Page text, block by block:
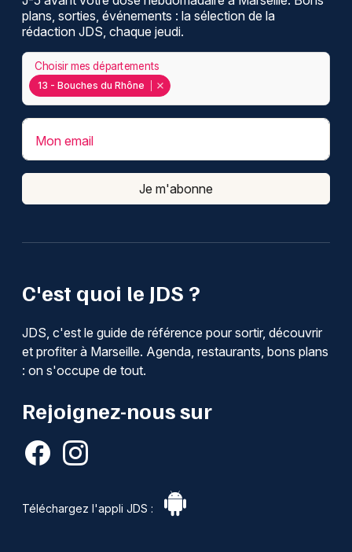
C'est quoi le JDS ?
JDS, c'est le guide de référence pour sortir, découvrir
et profiter à Marseille. Agenda, restaurants, bons plans
: on s'occupe de tout.
Rejoignez-nous sur
Téléchargez l'appli JDS :
plans, sorties, événements : la sélection de la
rédaction JDS, chaque jeudi.
13 - Bouches du Rhône
Choisir mes départements
Mon email
Je m'abonne